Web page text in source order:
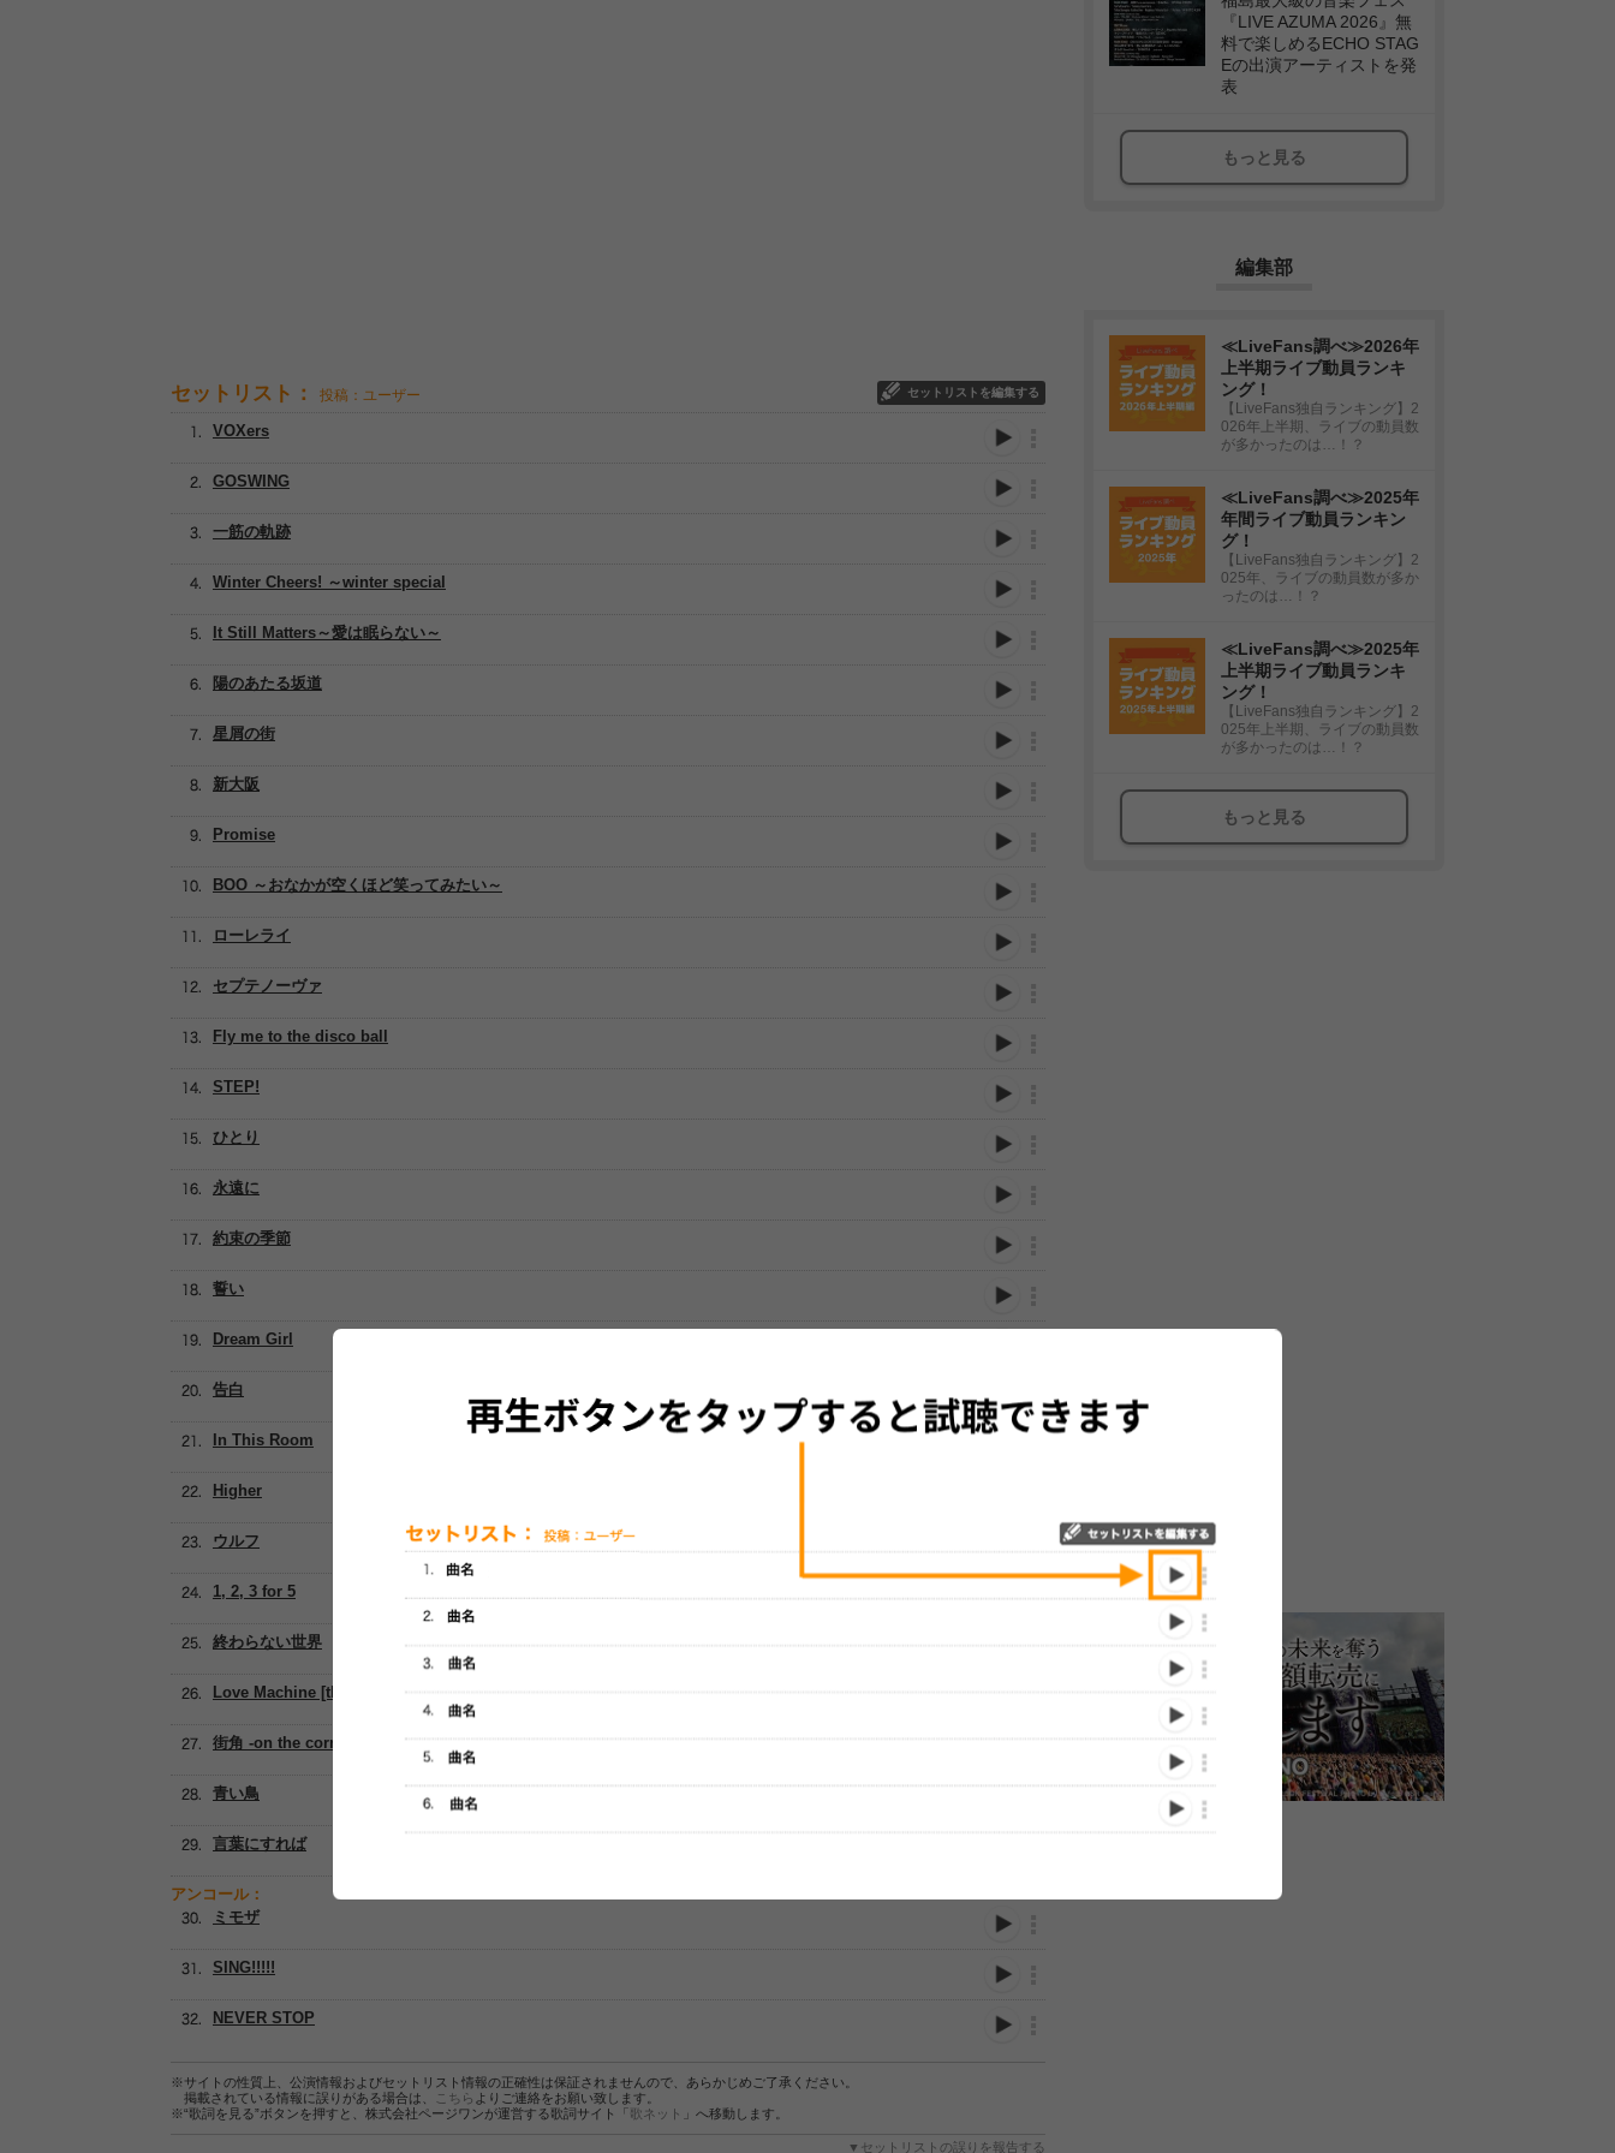
セットリスト： 投稿：ユーザー セットリストを編集する
Promise
GOSWING
It Still Matters～愛は眠らない～
Winter Cheers! ～winter special
一筋の軌跡
新大阪
星屑の街
陽のあたる坂道
VOXers
BOO ～おなかが空くほど笑ってみたい～
ローレライ
セプテノーヴァ
Fly me to the disco ball
STEP!
ひとり
永遠に
約束の季節
誓い
Dream Girl
告白
In This Room
Higher
ウルフ
1, 2, 3 for 5
終わらない世界
Love Machine [the Miracles]
街角 -on the corner-
青い鳥
言葉にすれば
アンコール：
ミモザ
SING!!!!!
NEVER STOP
※サイトの性質上、公演情報およびセットリスト情報の正確性は保証されませんので、あらかじめご了承ください。
掲載されている情報に誤りがある場合は、
こちら よりご連絡をお願い致します。
※“歌詞を見る”ボタンを押すと、株式会社ページワンが運営する歌詞サイト「歌ネット 」へ移動します。
▼セットリストの誤りを報告する
『LIVE AZUMA 2026』無
料で楽しめるECHO STAG
Eの出演アーティストを発
表
もっと見る
編集部
≪LiveFans調べ≫2026年
上半期ライブ動員ランキ
ング！
【LiveFans独自ランキング】2
026年上半期、ライブの動員数
が多かったのは…！？
≪LiveFans調べ≫2025年
年間ライブ動員ランキン
グ！
【LiveFans独自ランキング】2
025年、ライブの動員数が多か
ったのは…！？
≪LiveFans調べ≫2025年
上半期ライブ動員ランキ
ング！
【LiveFans独自ランキング】2
025年上半期、ライブの動員数
が多かったのは…！？
もっと見る